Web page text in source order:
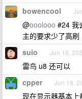
bowencool
@ooolooo #24 我
主的要求少了高刷
suio Jun 18,
雷鸟 u8 还可以
cpper Jun 18,
现在显示器基本上